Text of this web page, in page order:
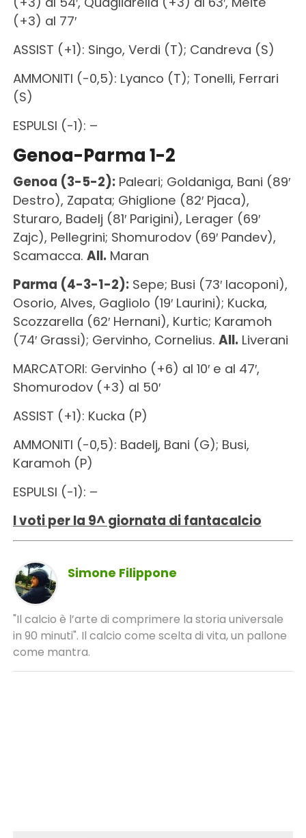
(+3) al 77′
ASSIST (+1): Singo, Verdi (T); Candreva (S)
AMMONITI (-0,5): Lyanco (T); Tonelli, Ferrari
(S)
ESPULSI (-1): –
Genoa-Parma 1-2
Genoa (3-5-2):Paleari; Goldaniga, Bani (89′
Destro), Zapata; Ghiglione (82′ Pjaca),
Sturaro, Badelj (81′ Parigini), Lerager (69′
Zajc), Pellegrini; Shomurodov (69′ Pandev),
Scamacca. All. Maran
Parma (4-3-1-2):Sepe; Busi (73′ Iacoponi),
Osorio, Alves, Gagliolo (19′ Laurini); Kucka,
Scozzarella (62′ Hernani), Kurtic; Karamoh
(74′ Grassi); Gervinho, Cornelius. All. Liverani
MARCATORI: Gervinho (+6) al 10′ e al 47′,
Shomurodov (+3) al 50′
ASSIST (+1): Kucka (P)
AMMONITI (-0,5): Badelj, Bani (G); Busi,
Karamoh (P)
ESPULSI (-1): –
I voti per la 9^ giornata di fantacalcio
Simone Filippone
"Il calcio è l’arte di comprimere la storia universale
in 90 minuti". Il calcio come scelta di vita, un pallone
come mantra.